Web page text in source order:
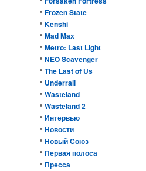
Frozen State
Kenshi
Mad Max
Metro: Last Light
NEO Scavenger
The Last of Us
Underrail
Wasteland
Wasteland 2
Интервью
Новости
Новый Союз
Первая полоса
Пресса